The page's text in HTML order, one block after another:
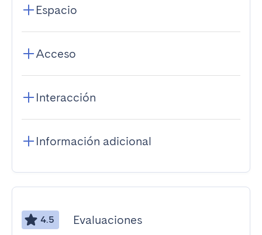
Espacio
Acceso
Interacción
Información adicional
4.5 Evaluaciones